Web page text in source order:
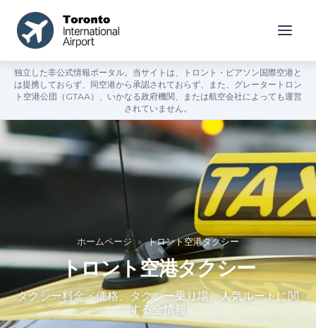
独立した非公式情報ポータル。当サイトは、トロント・ピアソン国際空港と
は提携しておらず、同空港から承認されておらず、また、グレータートロン
ト空港公団（GTAA）、いかなる政府機関、または航空会社によっても運営
されていません。
ホームページ » トロント空港タクシー
トロント空港タクシー
タクシー料金・価格、タクシー乗り場、人気ルートに関
する全情報